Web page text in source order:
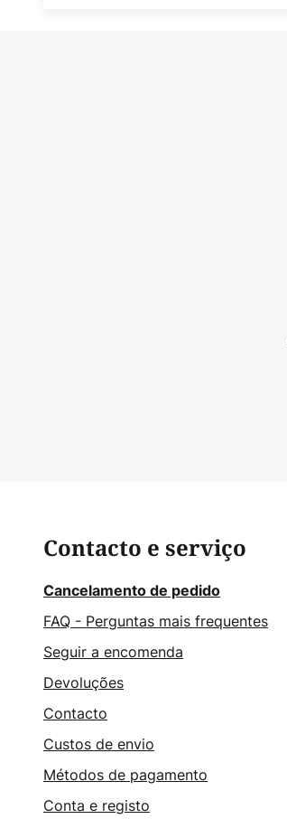
Contacto e serviço
Cancelamento de pedido
FAQ - Perguntas mais frequentes
Seguir a encomenda
Devoluções
Contacto
Custos de envio
Métodos de pagamento
Conta e registo